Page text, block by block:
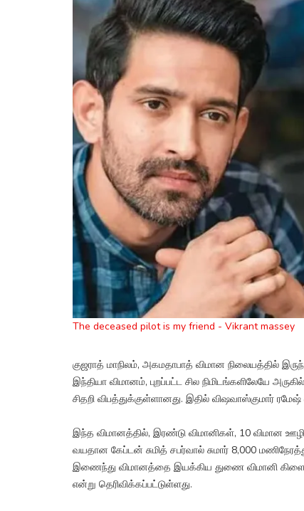
The deceased pilot is my friend - Vikrant massey
குஜராத் மாநிலம், அகமதாபாத் விமான நிலையத்தில்
இந்தியா விமானம், புறப்பட்ட சில நிமிடங்களிலேயே
சிதறி விபத்துக்குள்ளானது. இதில் விஷவாஸ்குமார்
இந்த விமானத்தில், இரண்டு விமானிகள், 10 விமான
வயதான கேப்டன் சுமித் சபர்வால் சுமார் 8,000
இணைந்து விமானத்தை இயக்கிய துணை விமானி
என்று தெரிவிக்கப்பட்டுள்ளது.